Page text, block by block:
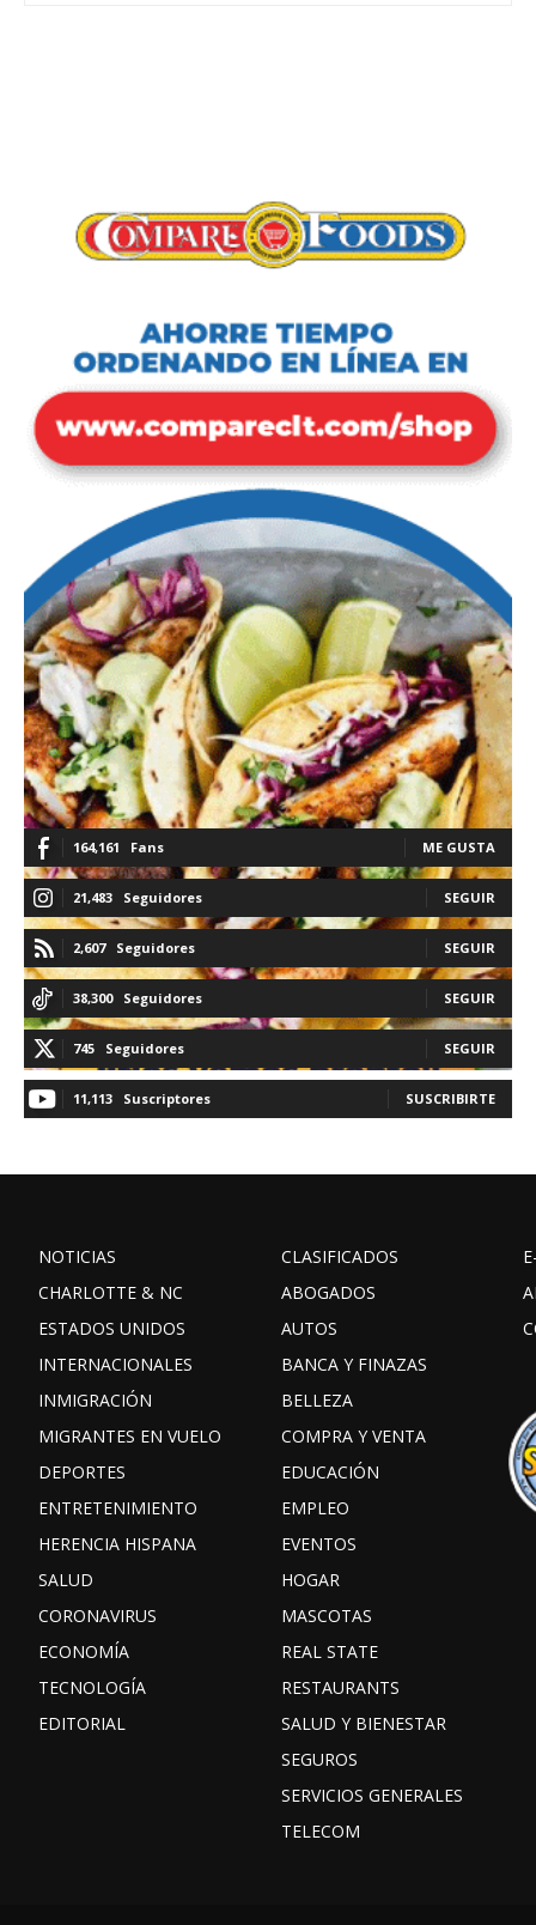
164,161 Fans ME GUSTA
21,483 Seguidores SEGUIR
2,607 Seguidores SEGUIR
38,300 Seguidores SEGUIR
745 Seguidores SEGUIR
11,113 Suscriptores SUSCRIBIRTE
NOTICIAS
CHARLOTTE & NC
ESTADOS UNIDOS
INTERNACIONALES
INMIGRACIÓN
MIGRANTES EN VUELO
DEPORTES
ENTRETENIMIENTO
HERENCIA HISPANA
SALUD
CORONAVIRUS
ECONOMÍA
TECNOLOGÍA
EDITORIAL
CLASIFICADOS
ABOGADOS
AUTOS
BANCA Y FINAZAS
BELLEZA
COMPRA Y VENTA
EDUCACIÓN
EMPLEO
EVENTOS
HOGAR
MASCOTAS
REAL STATE
RESTAURANTS
SALUD Y BIENESTAR
SEGUROS
SERVICIOS GENERALES
TELECOM